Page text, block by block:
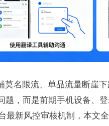
莫名限流、单品流量断崖
题，而是前期手机设备、
最新风控审核机制，本文